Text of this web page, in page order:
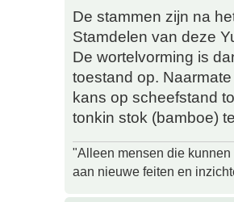
De stammen zijn na
Stamdelen van deze
De wortelvorming is
toestand op.
kans op scheefstand
tonkin stok (bamboe)
"Alleen mensen die
aan nieuwe feiten en